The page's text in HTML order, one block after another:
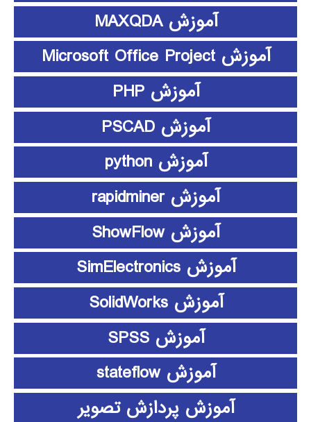
آموزش MAXQDA
آموزش Microsoft Office Project
آموزش PHP
آموزش PSCAD
آموزش python
آموزش rapidminer
آموزش ShowFlow
آموزش SimElectronics
آموزش SolidWorks
آموزش SPSS
آموزش stateflow
آموزش پردازش تصویر